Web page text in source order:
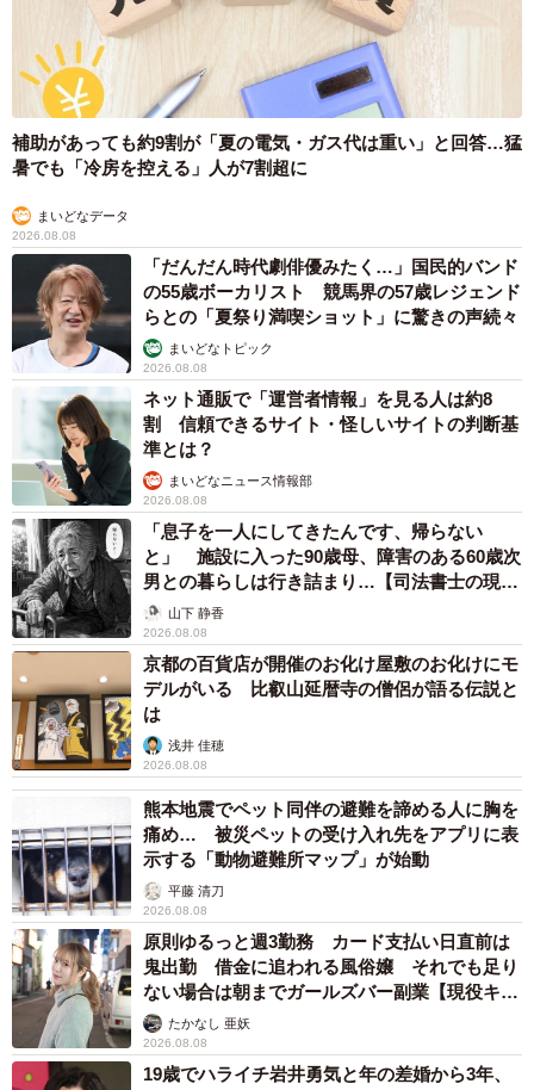
病院で行った尿路結石の分析結果。98%シュウ酸カルシウムという結果
に（画像提供：ちるにとらさん）
後日、ちるにとらさんが渡された分析結果によると、ほぼ
シュウ酸カルシウムの塊だったそう。シュウ酸は、日本人
の尿路結石の原因で最も多い成分とのことです。
日本医師会の健康の森によると「シュウ酸はいわゆるアク
の成分で、シュウ酸を多く含むホウレンソウ、タケノコ、
紅茶、チョコレートなどのとりすぎには注意しましょう。
また、動物性タンパク質、砂糖、塩分のとりすぎは尿中の
カルシウム濃度を高め、脂っこいものも尿中のシュウ酸濃
度を高めるので注意します。
カルシウムについては、以前は結石によくないとされてい
ましたが、腸の中でシュウ酸と結合してシュウ酸の体内へ
の吸収を抑制してくれるので、積極的にとるようにしまし
ょう（※1）」さらには、「結石形成を防ぐには、水分を十
分に補給することです。尿の量が多ければ、小さな結石が
できても自然に排泄されることにつながるからです
（※1）」とのことでした。
とにかく、バランスの良い食生活と適度な運動を心がけ、
夏は水分補給もきっちりと！
（※1）日本医師会「健康の森」から引用
https://www.med.or.jp/forest/check/n-kesseki/04.html
（※2）千葉医師会広報誌「ミレニアム」から引用
https://www.chiba.med.or.jp/general/millennium/pdf/millenni
補助があっても約9割が「夏の電気・ガス代は重い」と回答…猛
暑でも「冷房を控える」人が7割超に
まいどなデータ
2026.08.08
「だんだん時代劇俳優みたく…」国民的バンド
の55歳ボーカリスト 競馬界の57歳レジェンド
らとの「夏祭り満喫ショット」に驚きの声続々
まいどなトピック
2026.08.08
ネット通販で「運営者情報」を見る人は約8
割 信頼できるサイト・怪しいサイトの判断基
準とは？
まいどなニュース情報部
2026.08.08
「息子を一人にしてきたんです、帰らない
と」 施設に入った90歳母、障害のある60歳次
男との暮らしは行き詰まり…【司法書士の現場
から】山下 静香
2026.08.08
京都の百貨店が開催のお化け屋敷のお化けにモ
デルがいる 比叡山延暦寺の僧侶が語る伝説と
は
浅井 佳穂
2026.08.08
熊本地震でペット同伴の避難を諦める人に胸を
痛め… 被災ペットの受け入れ先をアプリに表
示する「動物避難所マップ」が始動
平藤 清刀
2026.08.08
原則ゆるっと週3勤務 カード支払い日直前は
鬼出勤 借金に追われる風俗嬢 それでも足り
ない場合は朝までガールズバー副業【現役キャ
ストに取材】
たかなし 亜妖
2026.08.08
19歳でハライチ岩井勇気と年の差婚から3年、